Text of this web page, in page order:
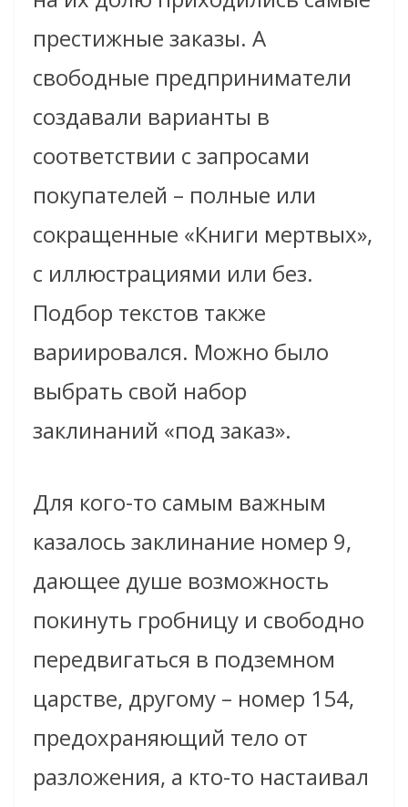
престижные заказы. А
свободные предприниматели
создавали варианты в
соответствии с запросами
покупателей – полные или
сокращенные «Книги мертвых»,
с иллюстрациями или без.
Подбор текстов также
вариировался. Можно было
выбрать свой набор
заклинаний «под заказ».
Для кого-то самым важным
казалось заклинание номер 9,
дающее душе возможность
покинуть гробницу и свободно
передвигаться в подземном
царстве, другому – номер 154,
предохраняющий тело от
разложения, а кто-то настаивал